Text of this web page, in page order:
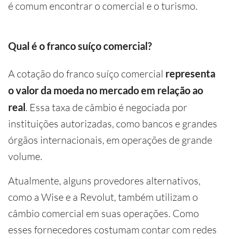
é comum encontrar o comercial e o turismo.
Qual é o franco suíço comercial?
A cotação do franco suíço comercial representa
o valor da moeda no mercado em relação ao
real. Essa taxa de câmbio é negociada por
instituições autorizadas, como bancos e grandes
órgãos internacionais, em operações de grande
volume.
Atualmente, alguns provedores alternativos,
como a Wise e a Revolut, também utilizam o
câmbio comercial em suas operações. Como
esses fornecedores costumam contar com redes